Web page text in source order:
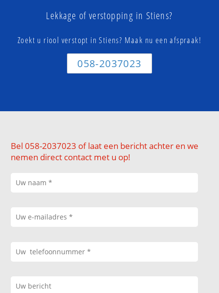
Lekkage of verstopping in Stiens?
Zoekt u riool verstopt in Stiens? Maak nu een afspraak!
058-2037023
Bel 058-2037023 of laat een bericht achter en we
nemen direct contact met u op!